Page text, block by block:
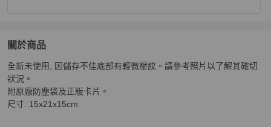
關於商品
關於Stella McCartney商品詳情與購買須知
全新未使用, 因儲存不佳底部有輕微壓紋。請參考照片以了解其確切
狀況。
附原廠防塵袋及正版卡片。
尺寸: 15x21x15cm